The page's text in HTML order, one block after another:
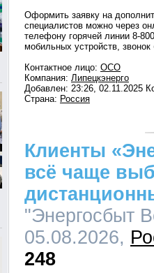
Оформить заявку на
специалистов можно через
телефону горячей линии 8-
мобильных устройств,
Контактное лицо: ОСО
Компания: Липецкэнерго
Добавлен: 23:26, 02.11.2025
Страна: Россия
Клиенты
всё чаще
"Энергосбыт
05.08.2026,
248